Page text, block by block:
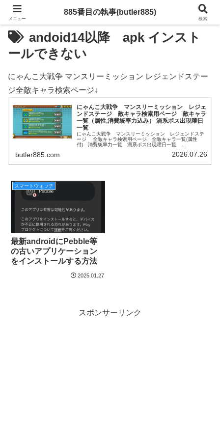
andoid14以降 apk インスト
ールできない
にゃんこ大戦争 マンスリーミッション レジェンドステー
ジ全敵キャラ検索ページ↓
にゃんこ大戦争 マンスリーミッション レジェ
ンドステージ 敵キャラ検索用ページ 敵キャラ
一覧（属性,消費統率力込み） 渦系ボス出現曜日
一覧
にゃんこ大戦争 マンスリーミッション レジェンドステ
ージ 全敵キャラ検索用ページ 全敵キャラ一覧(属性
付) 消費統率力一覧 渦系ボス出現曜日一覧
butler885.com 2026.07.26
スマートウォッチ
最新androidにPebble等
の古いアプリケーション
をインストールする方法
2025.01.27
スポンサーリンク
メニュー
885番目の執事(butler885)
検索